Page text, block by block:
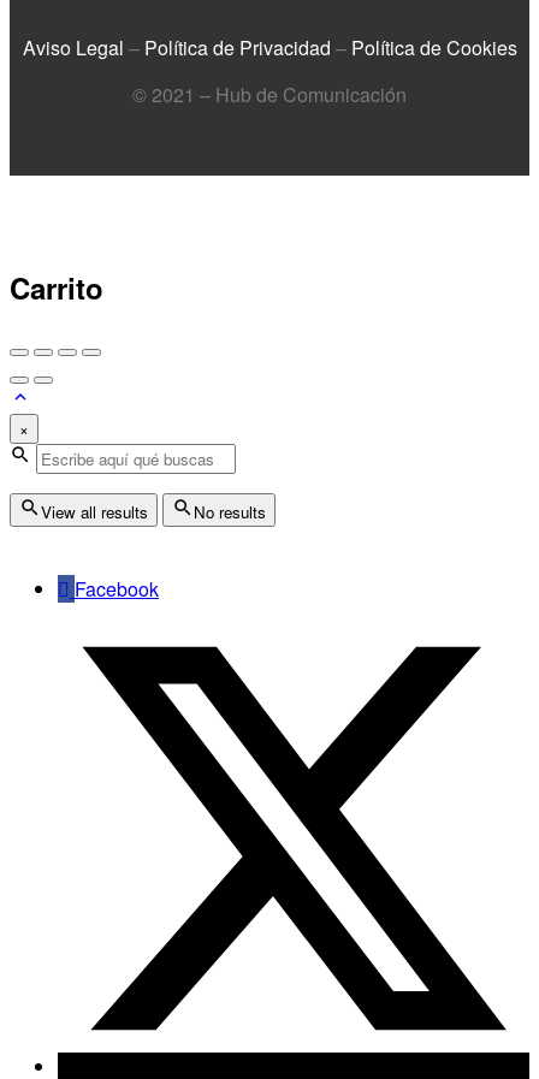
Aviso Legal – Política de Privacidad – Política de Cookies
© 2021 – Hub de Comunicación
Carrito
×
View all results No results
Facebook